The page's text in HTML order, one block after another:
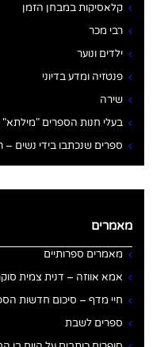
קלאסיקות במבחן הזמן
רבי מכר
ילדים ונוער
פנטזיה ומדע בדיוני
שירה
בעלי חנות הספרים
ספרים שנכתבו בידי נשים
מאמרים
מאמרים ספרותיים
אמא אווזה – דנית צמית
חיי מדף – סיכום חדשות
ספרים לשבת